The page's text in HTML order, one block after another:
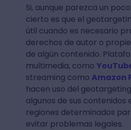
Si, aunque parezca un
cierto es que el
útil cuando es necesario
derechos de autor o
de algún contenido.
multimedia, como
streaming como Amazon
hacen uso del
algunos de sus contenidos
regiones determinados
evitar problemas legales.